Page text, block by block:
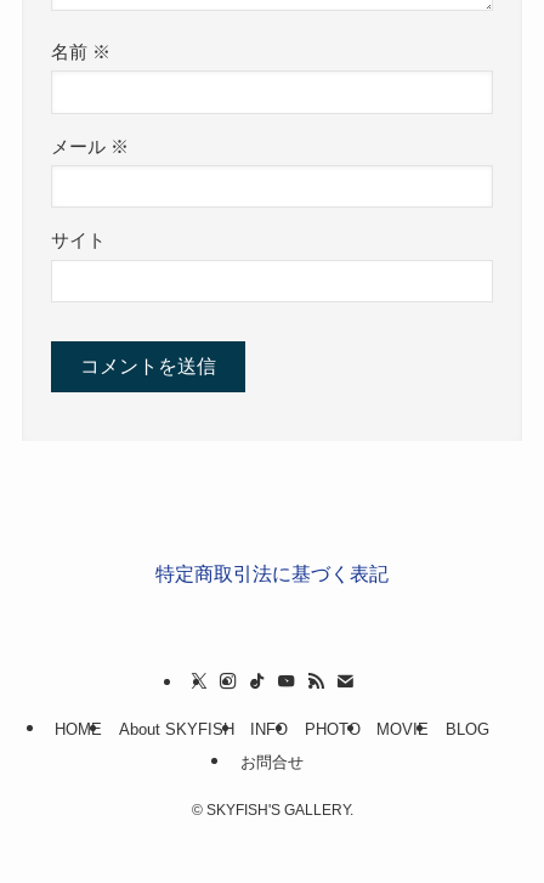
名前 ※
メール ※
サイト
特定商取引法に基づく表記
HOME About SKYFISH INFO PHOTO MOVIE
BLOG
お問合せ
©SKYFISH'S GALLERY.